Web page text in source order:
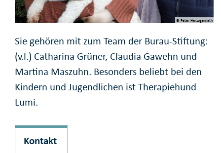
© Peter Herzogenrath
Sie gehören mit zum Team der Burau-Stiftung:
(v.l.) Catharina Grüner, Claudia Gawehn und
Martina Maszuhn. Besonders beliebt bei den
Kindern und Jugendlichen ist Therapiehund
Lumi.
Kontakt